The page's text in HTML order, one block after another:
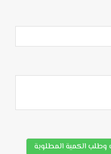
الكمية المطلوبة